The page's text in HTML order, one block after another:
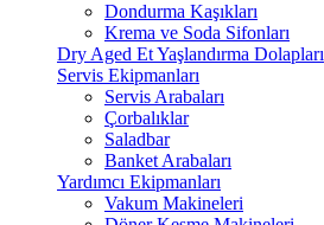
Dondurma Kaşıkları
Krema ve Soda Sifonları
Dry Aged Et Yaşlandırma Dolapları
Servis Ekipmanları
Servis Arabaları
Çorbalıklar
Saladbar
Banket Arabaları
Yardımcı Ekipmanları
Vakum Makineleri